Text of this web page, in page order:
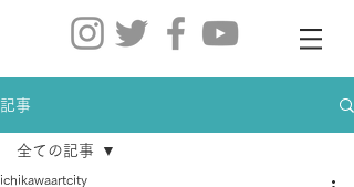
記事
全ての記事
ichikawaartcity